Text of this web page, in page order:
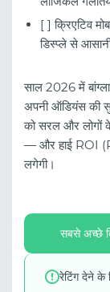
[ ] क्रिएटिव
डिस्प्ले से
साल 2026 में
अपनी ऑडियंस की
को सरल और लोगों
— और हाई ROI
लगेगी।
सबसे अच्छे
रेटिंग देने के